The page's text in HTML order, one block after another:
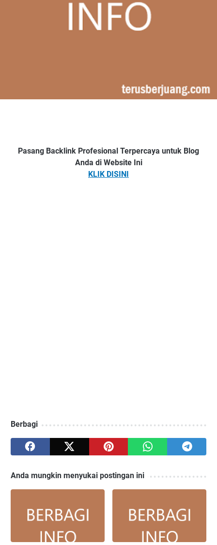
Pasang Backlink Profesional Terpercaya untuk Blog
Anda di Website Ini
KLIK DISINI
Berbagi
Anda mungkin menyukai postingan ini